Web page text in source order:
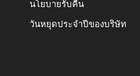
นโยบายรับคืน
วันหยุดประจำปีของบริษัท